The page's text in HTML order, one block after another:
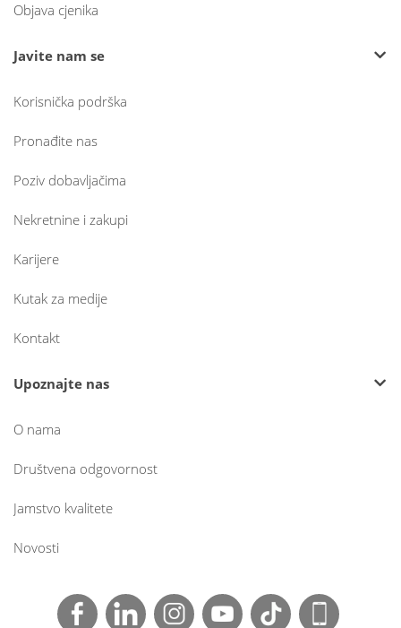
Objava cjenika
Javite nam se
Korisnička podrška
Pronađite nas
Poziv dobavljačima
Nekretnine i zakupi
Karijere
Kutak za medije
Kontakt
Upoznajte nas
O nama
Društvena odgovornost
Jamstvo kvalitete
Novosti